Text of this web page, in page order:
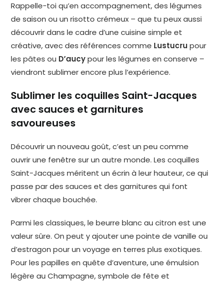
Rappelle-toi qu’en accompagnement, des légumes
de saison ou un risotto crémeux – que tu peux aussi
découvrir dans le cadre d’une cuisine simple et
créative, avec des références comme Lustucru pour
les pâtes ou D’aucypour les légumes en conserve –
viendront sublimer encore plus l’expérience.
Sublimer les coquilles Saint-Jacques
avec sauces et garnitures
savoureuses
Découvrir un nouveau goût, c’est un peu comme
ouvrir une fenêtre sur un autre monde. Les coquilles
Saint-Jacques méritent un écrin à leur hauteur, ce qui
passe par des sauces et des garnitures qui font
vibrer chaque bouchée.
Parmi les classiques, le beurre blanc au citron est une
valeur sûre. On peut y ajouter une pointe de vanille ou
d’estragon pour un voyage en terres plus exotiques.
Pour les papilles en quête d’aventure, une émulsion
légère au Champagne, symbole de fête et